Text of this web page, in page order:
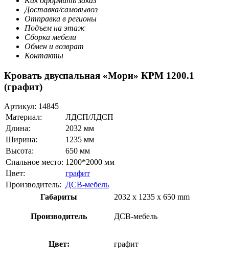
Доставка/самовывоз
Отправка в регионы
Подъем на этаж
Сборка мебели
Обмен и возврат
Контакты
Кровать двуспальная «Мори» КРМ 1200.1
(графит)
Артикул: 14845
Материал:
ЛДСП/ЛДСП
Длина:
2032 мм
Ширина:
1235 мм
Высота:
650 мм
Спальное место: 1200*2000 мм
Цвет:
графит
Производитель: ДСВ-мебель
Габариты
2032 x 1235 x 650 mm
Производитель ДСВ-мебель
Цвет: графит